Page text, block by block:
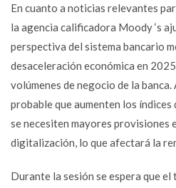
En cuanto a noticias relevantes
la agencia calificadora Moody ‘s
perspectiva del sistema bancario
desaceleración económica en
volúmenes de negocio de la banca.
probable que aumenten los
se necesiten mayores provisiones
digitalización, lo que afectará la
Durante la sesión se espera que el